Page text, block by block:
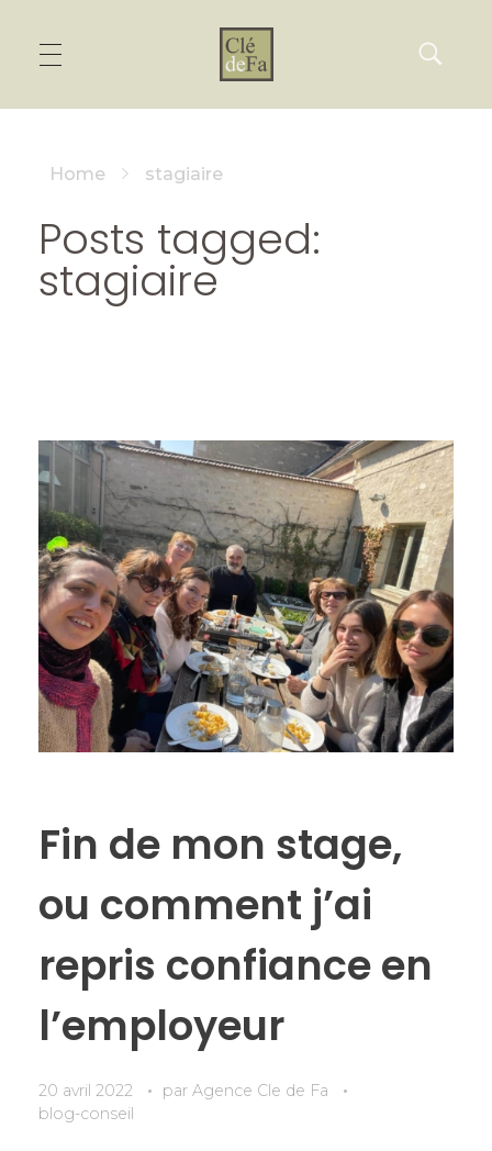
Home stagiaire
Posts tagged:
stagiaire
Fin de mon stage,
ou comment j’ai
repris confiance en
l’employeur
20 avril 2022 par Agence Cle de Fa
blog-conseil